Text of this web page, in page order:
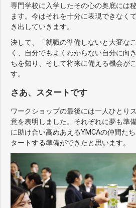
専門学校に入学したその心の奥底には
ます。今はそれを十分に表現できなく
き出していきます。
決して、「就職の準備しないと大変な
く、自分でもよくわからない自分に向
ちを知り、そして将来に備える機会が
す。
さあ、スタートです
ワークショップの最後には一人ひとり
意を表明しました。それぞれに夢も準
に助け合い高めあえるYMCAの仲間た
タートする準備ができたと思います。